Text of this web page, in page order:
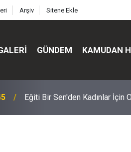
Arşiv Sitene Ekle
GÜNDEM KAMUDAN
Eğiti Bir Sen'den Kadınlar İçin